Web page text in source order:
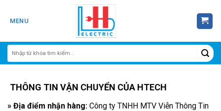
MENU
THÔNG TIN VẬN CHUYỂN CỦA HTECH
» Địa điểm nhận hàng: Công ty TNHH MTV Viễn Thông Tin